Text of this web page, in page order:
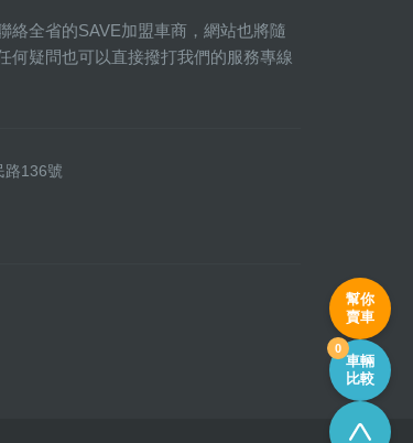
絡全省的SAVE加盟車商，網站也將隨
何疑問也可以直接撥打我們的服務專線
路136號
幫你
賣車
車輛
比較
0